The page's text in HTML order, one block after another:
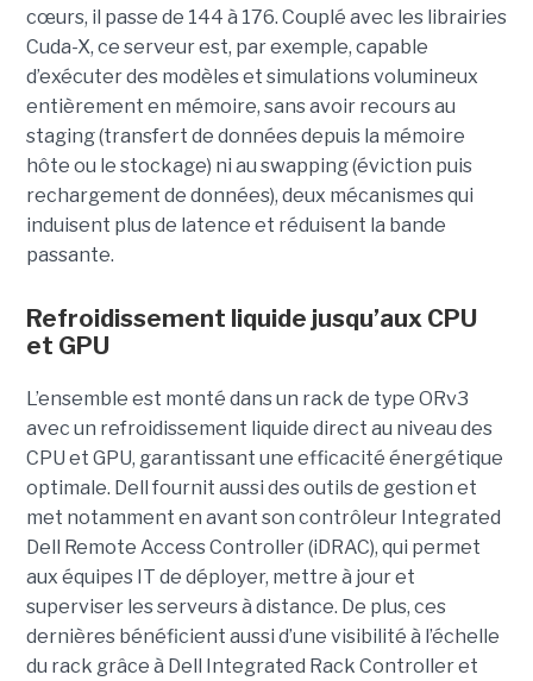
cœurs, il passe de 144 à 176. Couplé avec les librairies
Cuda-X, ce serveur est, par exemple, capable
d’exécuter des modèles et simulations volumineux
entièrement en mémoire, sans avoir recours au
staging (transfert de données depuis la mémoire
hôte ou le stockage) ni au swapping (éviction puis
rechargement de données), deux mécanismes qui
induisent plus de latence et réduisent la bande
passante.
Refroidissement liquide jusqu’aux CPU
et GPU
L’ensemble est monté dans un rack de type ORv3
avec un refroidissement liquide direct au niveau des
CPU et GPU, garantissant une efficacité énergétique
optimale. Dell fournit aussi des outils de gestion et
met notamment en avant son contrôleur Integrated
Dell Remote Access Controller (iDRAC), qui permet
aux équipes IT de déployer, mettre à jour et
superviser les serveurs à distance. De plus, ces
dernières bénéficient aussi d’une visibilité à l’échelle
du rack grâce à Dell Integrated Rack Controller et